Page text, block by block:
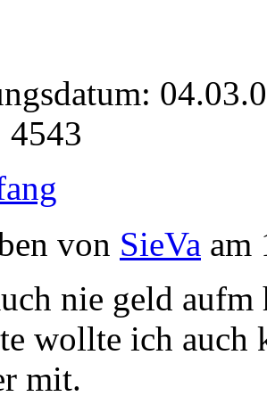
4543
von SieVa am
nie geld
wollte ich auch
mit.